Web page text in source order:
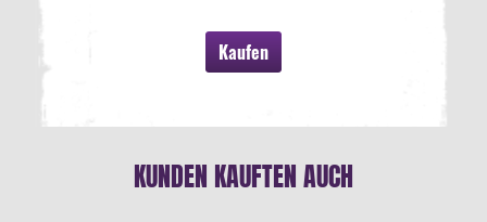
Kaufen
KUNDEN KAUFTEN AUCH